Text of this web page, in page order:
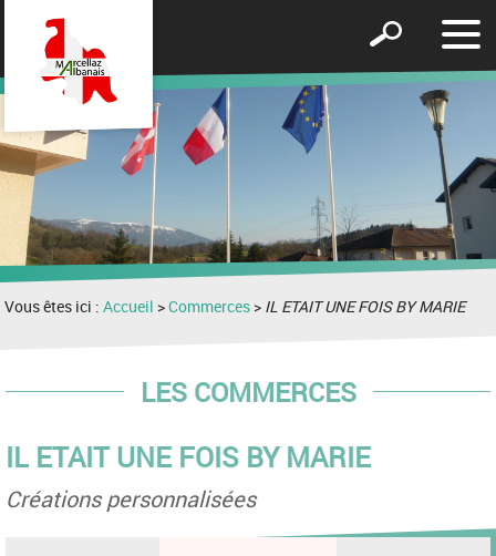
le
Afficher
formulaire
recherche
Vous êtes ici :Accueil >Commerces > IL ETAIT UNE FOIS BY MARIE
LES COMMERCES
IL ETAIT UNE FOIS BY MARIE
Créations personnalisées